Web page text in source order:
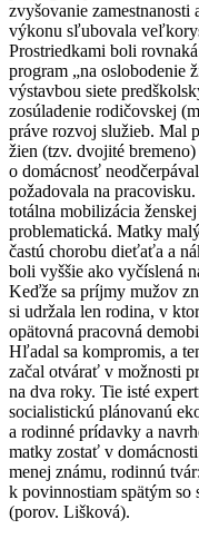
zvyšovanie
výkonu sľubovala
Prostriedkami boli
program „na oslobodenie
výstavbou siete
zosúladenie rodičovskej
práve rozvoj služieb. Mal
žien (tzv. dvojité
o domácnosť
požadovala na
totálna mobilizácia
problematická. Matky
častú chorobu dieťaťa a
boli vyššie ako vyčíslená
Keďže sa príjmy mužov
si udržala len rodina, v
opätovná pracovná
Hľadal sa kompromis, a
začal otvárať v možnosti
na dva roky. Tie isté
socialistickú plánovanú
a rodinné prídavky a
matky zostať v
menej známu, rodinnú
k povinnostiam spätým so
(porov. Lišková).